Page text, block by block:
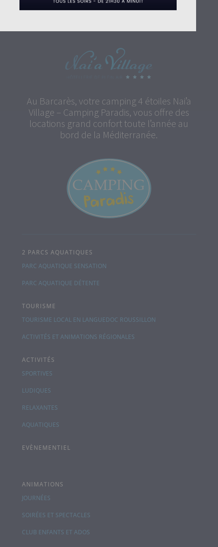
Au Barcarès, votre camping 4 étoiles Nai’a
Village – Camping Paradis, vous offre des
locations grand confort toute l’année au
bord de la Méditerranée.
2 PARCS AQUATIQUES
PARC AQUATIQUE SENSATION
PARC AQUATIQUE DÉTENTE
TOURISME
TOURISME LOCAL EN LANGUEDOC ROUSSILLON
ACTIVITÉS ET ANIMATIONS RÉGIONALES
ACTIVITÉS
SPORTIVES
LUDIQUES
RELAXANTES
AQUATIQUES
EVÈNEMENTIEL
ANIMATIONS
JOURNÉES
SOIRÉES ET SPECTACLES
CLUB ENFANTS ET ADOS